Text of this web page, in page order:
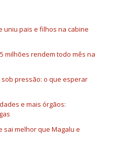
uniu pais e filhos na cabine
milhões rendem todo mês na
pressão: o que esperar
e mais órgãos:
sai melhor que Magalu e